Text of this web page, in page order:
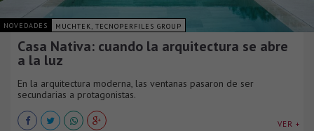
NOVEDADES MUCHTEK, TECNOPERFILES GROUP
Casa Nativa: cuando la arquitectura se abre
a la luz
En la arquitectura moderna, las ventanas pasaron de ser
secundarias a protagonistas.
VER +